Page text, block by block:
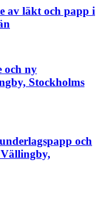
av läkt och papp i
och ny
Stockholms
och